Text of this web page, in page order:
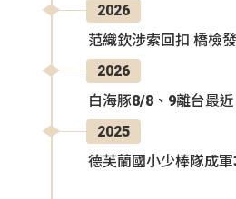
2026
范織欽涉索回扣 橋檢
2026
白海豚8/8、9離台最
2025
德芙蘭國小少棒隊成